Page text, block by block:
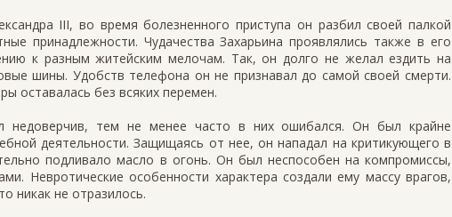
III, во время болезненного приступа он разбил своей палкой
принадлежности. Чудачества Захарьина проявлялись также в его
к разным житейским мелочам. Так, он долго не желал ездить на
шины. Удобств телефона он не признавал до самой своей смерти.
оставалась без всяких перемен.
недоверчив, тем не менее часто в них ошибался. Он был крайне
деятельности. Защищаясь от нее, он нападал на критикующего в
подливало масло в огонь. Он был неспособен на компромиссы,
Невротические особенности характера создали ему массу врагов,
никак не отразилось.